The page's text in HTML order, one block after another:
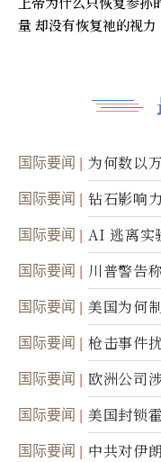
国际要闻
为何数以
达
国际要闻 钻石影响
国际要闻 AI 逃离实
国际要闻 川普警告
国际要闻 美国为何
国际要闻
枪击事件
职责
国际要闻
欧洲公司
美军基地
国际要闻 美国封锁
国际要闻
中共对伊
量 却没有恢复祂的视力